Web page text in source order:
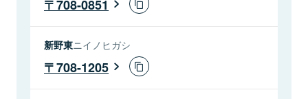
708-0851
新野東ニイノヒガシ
708-1205